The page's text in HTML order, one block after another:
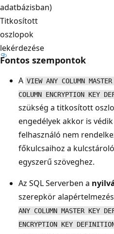
adatbázisban)
Titkosított
oszlopok
lekérdezése
Fontos szempontok
A VIEW ANY COLUMN
COLUMN ENCRYPTION KEY
szükség a titkosított
engedélyek akkor is
felhasználó nem
főkulcsaihoz a
egyszerű szöveghez.
Az SQL Serverben a
szerepkör
ANY COLUMN MASTER KEY
ENCRYPTION KEY